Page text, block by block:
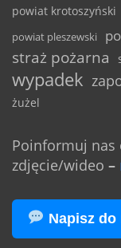
powiat krotoszyński
powiat pleszewski
straż pożarna
wypadek
żużel
Poinformuj nas
zdjęcie/wideo –
Napisz do